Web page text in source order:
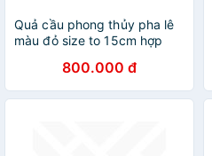
Quả cầu phong thủy pha lê
màu đỏ size to 15cm hợp
phong thủy trang trí
800.000 đ